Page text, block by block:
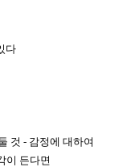
다
것 - 감정에 대하여
이 든다면